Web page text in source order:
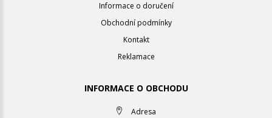
Informace o doručení
Obchodní podmínky
Kontakt
Reklamace
INFORMACE O OBCHODU
Adresa